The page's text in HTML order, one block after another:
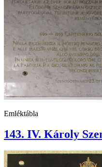
Emléktábla
143. IV. Károly